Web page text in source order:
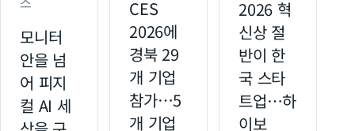
모니터
안을 넘
어 피지
컬 AI 세
CES
2026에
경북 29
개 기업
참가…5
개 기업
2026 혁
신상 절
반이 한
국 스타
트업…하
이보